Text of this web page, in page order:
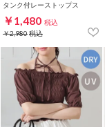
タンク付レーストップス
￥1,480 税込
￥2,980税込